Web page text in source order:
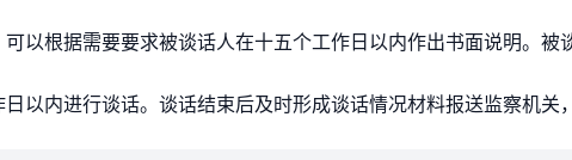
以根据需要要求被谈话人在十五个工作日以内作出书面说明。被
以内进行谈话。谈话结束后及时形成谈话情况材料报送监察机关